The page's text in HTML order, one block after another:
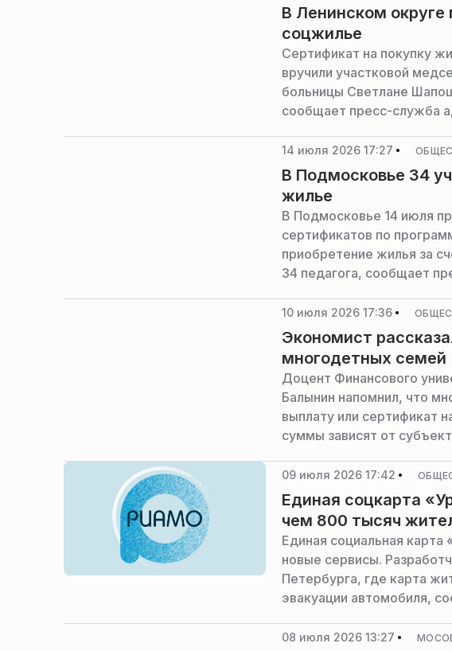
В Ленинском
соцжилье
Сертификат на покупку
вручили участковой
больницы Светлане
сообщает пресс-служба
14 июля 2026 17:27
В Подмосковье 34
жилье
В Подмосковье 14 июля
сертификатов по
приобретение жилья за
34 педагога, сообщает
10 июля 2026 17:36
Экономист
многодетных семей
Доцент Финансового
Балынин напомнил, что
выплату или сертификат
суммы зависят от
09 июля 2026 17:42
Единая соцкарта
чем 800 тысяч
Единая социальная карта
новые сервисы.
Петербурга, где карта
эвакуации автомобиля,
08 июля 2026 13:27